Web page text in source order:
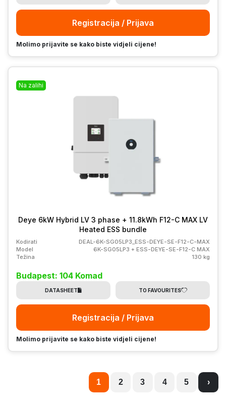
Registracija / Prijava
Molimo prijavite se kako biste vidjeli cijene!
Na zalihi
Deye 6kW Hybrid LV 3 phase + 11.8kWh F12-C MAX LV
Heated ESS bundle
Kodirati
DEAL-6K-SG05LP3_ESS-DEYE-SE-F12-C-MAX
Model
6K-SG05LP3 + ESS-DEYE-SE-F12-C MAX
Težina
130 kg
Budapest: 104 Komad
DATASHEET TO FAVOURITES
Registracija / Prijava
Molimo prijavite se kako biste vidjeli cijene!
1 2 3 4 5 ›